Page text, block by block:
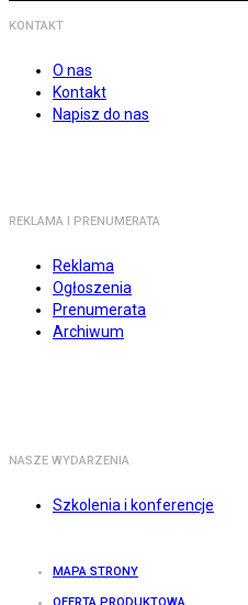
KONTAKT
O nas
Kontakt
Napisz do nas
REKLAMA I PRENUMERATA
Reklama
Ogłoszenia
Prenumerata
Archiwum
NASZE WYDARZENIA
Szkolenia i konferencje
MAPA STRONY